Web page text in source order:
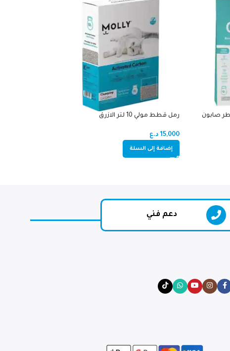
رمل قطط مولي 10 لتر الازرق
15,000 د.ع
إضافة إلى السلة
دعم فني